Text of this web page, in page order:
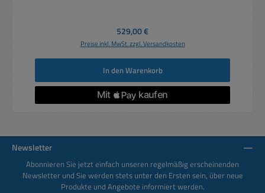
Regulärer Preis:
529,00 €
Preise inkl. MwSt. zzgl. Versandkosten
In den Warenkorb
Newsletter
Abonnieren Sie jetzt einfach unseren regelmäßig erscheinenden
Newsletter und Sie werden stets unter den Ersten sein, über neue
Produkte und Angebote informiert werden.